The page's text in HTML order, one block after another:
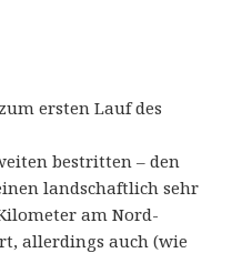
ersten Lauf des
bestritten – den
landschaftlich sehr
am Nord-
allerdings auch (wie